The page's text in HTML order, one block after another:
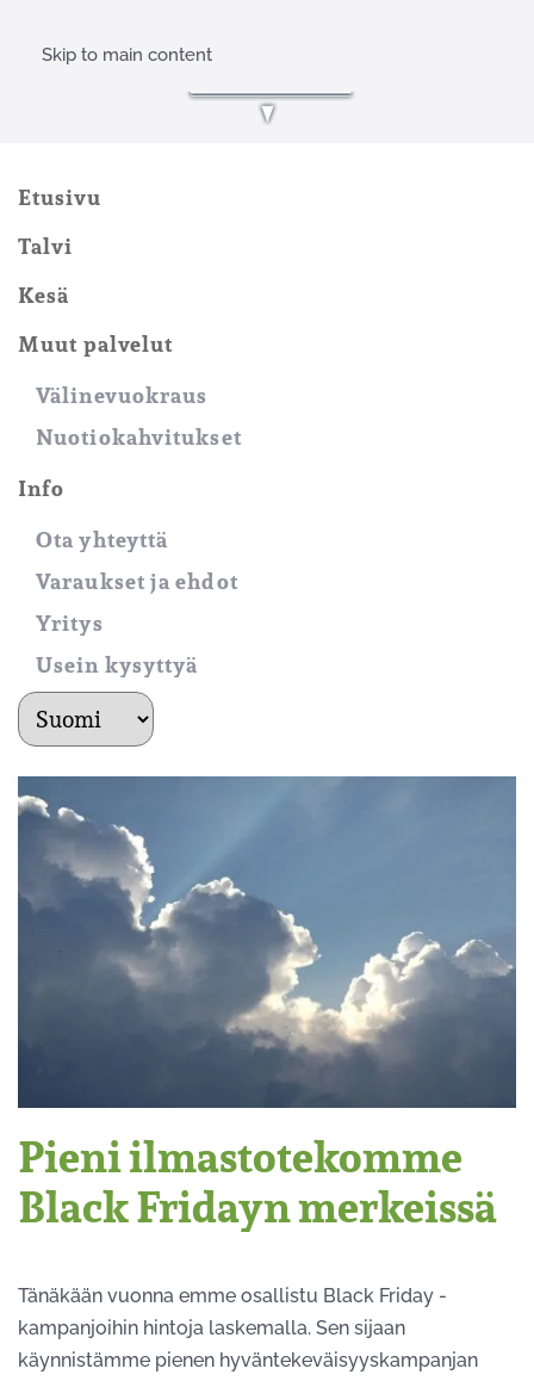
Skip to main content
Etusivu
Talvi
Kesä
Muut palvelut
Välinevuokraus
Nuotiokahvitukset
Info
Ota yhteyttä
Varaukset ja ehdot
Yritys
Usein kysyttyä
kielet
Pieni ilmastotekomme
Black Fridayn merkeissä
Tänäkään vuonna emme osallistu Black Friday -
kampanjoihin hintoja laskemalla. Sen sijaan
käynnistämme pienen hyväntekeväisyyskampanjan